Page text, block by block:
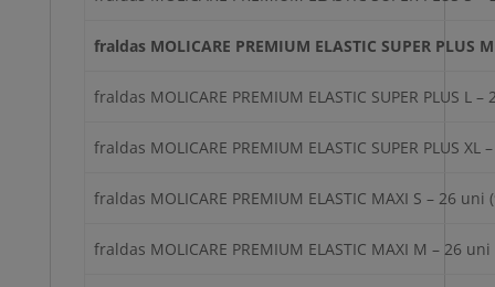
fraldas MOLICARE PREMIUM ELASTIC SUPER PLUS
fraldas MOLICARE PREMIUM ELASTIC SUPER PLUS L –
fraldas MOLICARE PREMIUM ELASTIC SUPER PLUS XL
fraldas MOLICARE PREMIUM ELASTIC MAXI S – 26 uni
fraldas MOLICARE PREMIUM ELASTIC MAXI M – 26 uni